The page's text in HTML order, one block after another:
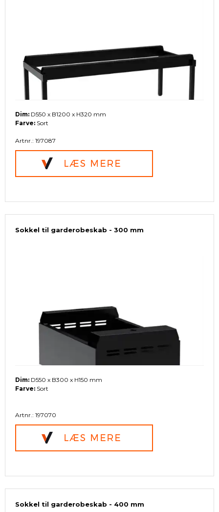
Dim: D550 x B1200 x H320 mm
Farve: Sort
Artnr.: 197087
Sokkel til garderobeskab - 300 mm
Dim: D550 x B300 x H150 mm
Farve: Sort
Artnr.: 197070
Sokkel til garderobeskab - 400 mm